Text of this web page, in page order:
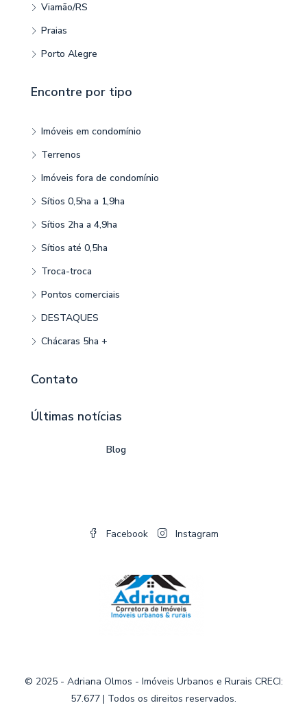
Viamão/RS
Praias
Porto Alegre
Encontre por tipo
Imóveis em condomínio
Terrenos
Imóveis fora de condomínio
Sítios 0,5ha a 1,9ha
Sítios 2ha a 4,9ha
Sítios até 0,5ha
Troca-troca
Pontos comerciais
DESTAQUES
Chácaras 5ha +
Contato
Últimas notícias
Blog
Facebook Instagram
© 2025 - Adriana Olmos - Imóveis Urbanos e Rurais CRECI:
57.677 | Todos os direitos reservados.